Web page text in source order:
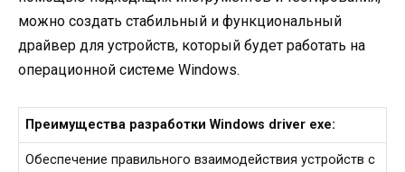
можно создать стабильный и функциональный
драйвер для устройств, который будет работать на
операционной системе Windows.
Преимущества разработки Windows driver exe:
Обеспечение правильного взаимодействия устройств с